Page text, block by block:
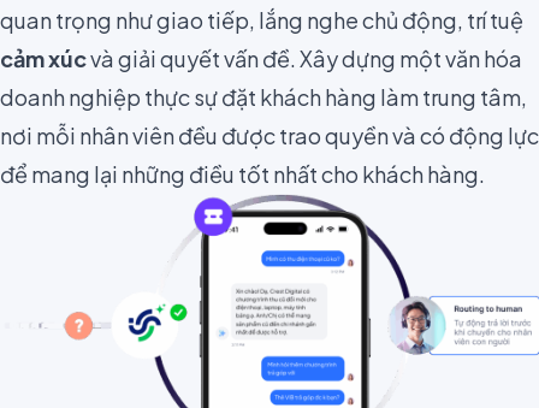
quan trọng như giao tiếp, lắng nghe chủ động, trí tuệ
cảm xúcvà giải quyết vấn đề. Xây dựng một văn hóa
doanh nghiệp thực sự đặt khách hàng làm trung tâm,
nơi mỗi nhân viên đều được trao quyền và có động lực
để mang lại những điều tốt nhất cho khách hàng.